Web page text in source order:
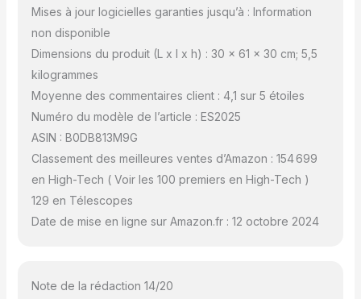
Mises à jour logicielles garanties jusqu’à : Information
non disponible
Dimensions du produit (L x l x h) : 30 x 61 x 30 cm; 5,5
kilogrammes
Moyenne des commentaires client : 4,1 sur 5 étoiles
Numéro du modèle de l’article : ES2025
ASIN : B0DB813M9G
Classement des meilleures ventes d’Amazon : 154 699
en High-Tech ( Voir les 100 premiers en High-Tech )
129 en Télescopes
Date de mise en ligne sur Amazon.fr : 12 octobre 2024
Note de la rédaction 14/20